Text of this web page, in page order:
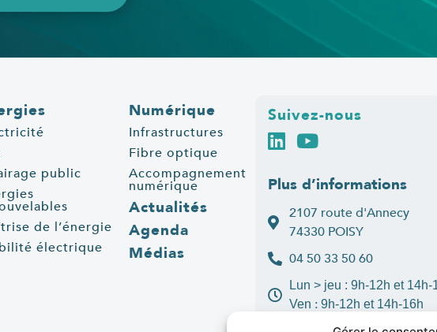
public
de l’énergie
électrique
Numérique
Infrastructures
Fibre optique
Accompagnement
numérique
Actualités
Agenda
Médias
Suivez-nous
Plus d’informations
2107 route d'Annecy
74330 POISY
04 50 33 50 60
Lun > jeu : 9h-12h et 14h-
Ven :9h-12h et 14h-16h